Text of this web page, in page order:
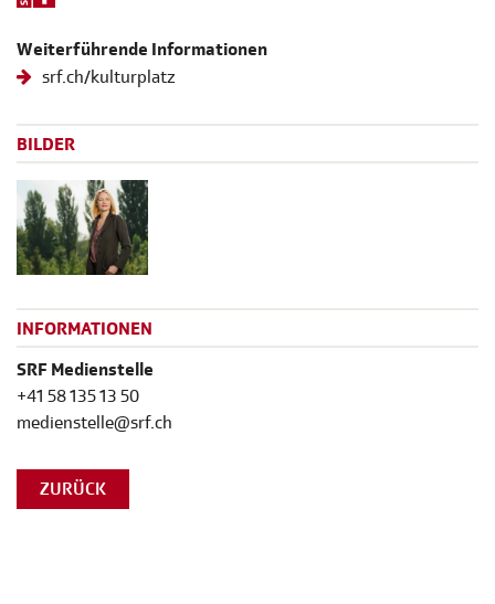
Weiterführende Informationen
srf.ch/kulturplatz
BILDER
INFORMATIONEN
SRF Medienstelle
+41 58 135 13 50
medienstelle@srf.ch
ZURÜCK